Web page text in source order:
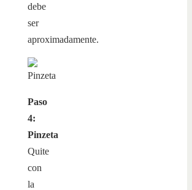
debe
ser
aproximadamente.
Paso
4:
Pinzeta
Quite
con
la